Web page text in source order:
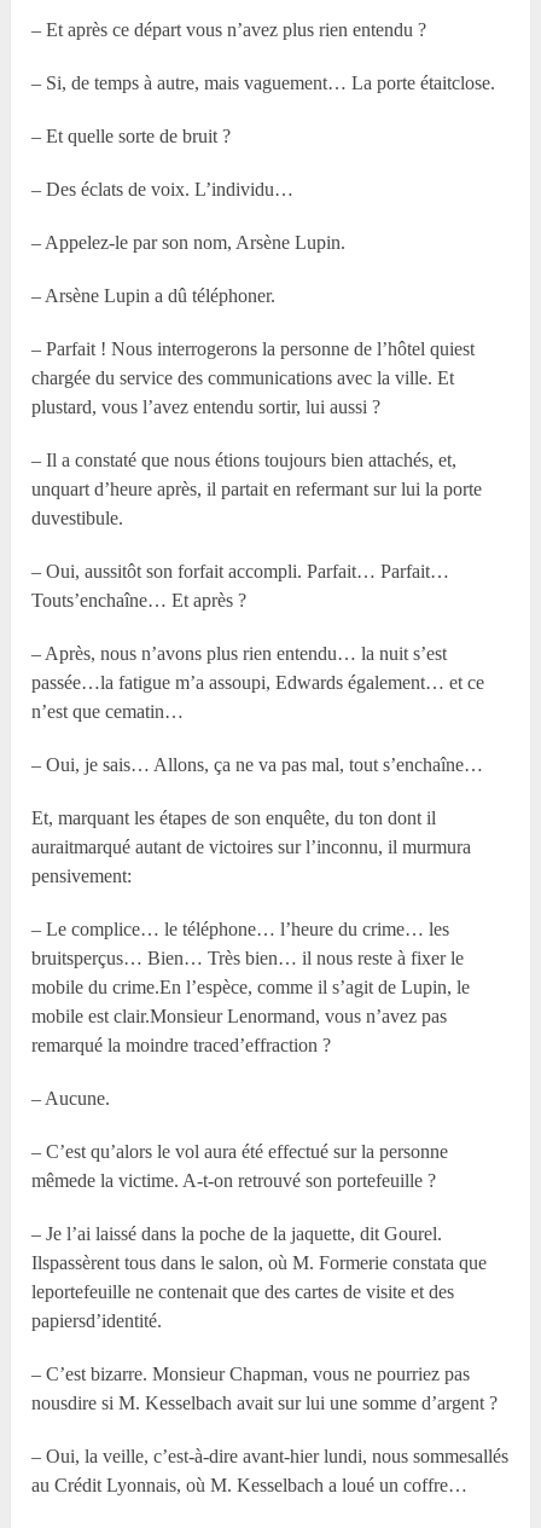
– Et après ce départ vous n’avez plus rien entendu ?
– Si, de temps à autre, mais vaguement… La porte étaitclose.
– Et quelle sorte de bruit ?
– Des éclats de voix. L’individu…
– Appelez-le par son nom, Arsène Lupin.
– Arsène Lupin a dû téléphoner.
– Parfait ! Nous interrogerons la personne de l’hôtel quiest
chargée du service des communications avec la ville. Et
plustard, vous l’avez entendu sortir, lui aussi ?
– Il a constaté que nous étions toujours bien attachés, et,
unquart d’heure après, il partait en refermant sur lui la porte
duvestibule.
– Oui, aussitôt son forfait accompli. Parfait… Parfait…
Touts’enchaîne… Et après ?
– Après, nous n’avons plus rien entendu… la nuit s’est
passée…la fatigue m’a assoupi, Edwards également… et ce
n’est que cematin…
– Oui, je sais… Allons, ça ne va pas mal, tout s’enchaîne…
Et, marquant les étapes de son enquête, du ton dont il
auraitmarqué autant de victoires sur l’inconnu, il murmura
pensivement:
– Le complice… le téléphone… l’heure du crime… les
bruitsperçus… Bien… Très bien… il nous reste à fixer le
mobile du crime.En l’espèce, comme il s’agit de Lupin, le
mobile est clair.Monsieur Lenormand, vous n’avez pas
remarqué la moindre traced’effraction ?
– Aucune.
– C’est qu’alors le vol aura été effectué sur la personne
mêmede la victime. A-t-on retrouvé son portefeuille ?
– Je l’ai laissé dans la poche de la jaquette, dit Gourel.
Ilspassèrent tous dans le salon, où M. Formerie constata que
leportefeuille ne contenait que des cartes de visite et des
papiersd’identité.
– C’est bizarre. Monsieur Chapman, vous ne pourriez pas
nousdire si M. Kesselbach avait sur lui une somme d’argent ?
– Oui, la veille, c’est-à-dire avant-hier lundi, nous sommesallés
au Crédit Lyonnais, où M. Kesselbach a loué un coffre…